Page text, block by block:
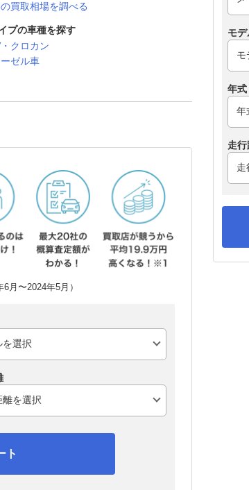
買取相場を調べる
プの車種を探す
クロカン
ゼル車
月〜2024年5月）
ト
モデ
年式
走